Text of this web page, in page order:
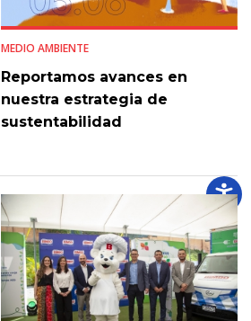
MEDIO AMBIENTE
Reportamos avances en
nuestra estrategia de
sustentabilidad